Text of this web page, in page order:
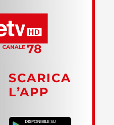
SCARICA
L’APP